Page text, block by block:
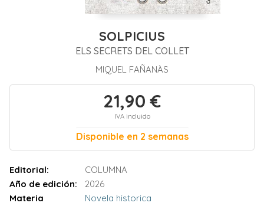
SOLPICIUS
ELS SECRETS DEL COLLET
MIQUEL FAÑANÀS
21,90 €
IVA incluido
Disponible en 2 semanas
Editorial:
COLUMNA
Año de edición:
2026
Materia
Novela historica